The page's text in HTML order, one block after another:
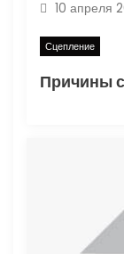
10 апреля
Сцепление
Причины